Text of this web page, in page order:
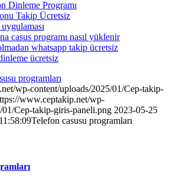
Dinleme Programı
Takip Ücretsiz
casus programı nasıl yüklenir
whatsapp takip ücretsiz
ücretsiz
programları
wp-content/uploads/2025/01/Cep-takip-
www.ceptakip.net/wp-
01/Cep-takip-giris-paneli.png 2023-05-25
Telefon casusu programları